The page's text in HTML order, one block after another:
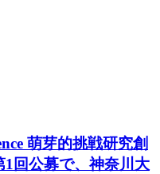
萌芽的挑戦研究創
1回公募で、神奈川大